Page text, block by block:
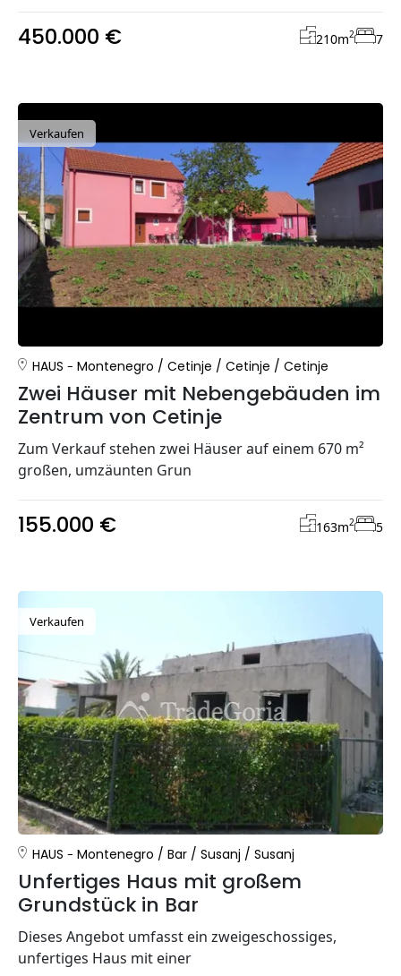
450.000 € 210m2 7
Verkaufen
HAUS Montenegro / Cetinje / Cetinje / Cetinje
Zwei Häuser mit Nebengebäuden im
Zentrum von Cetinje
Zum Verkauf stehen zwei Häuser auf einem 670 m²
großen, umzäunten Grun
155.000 € 163m2 5
Verkaufen
HAUS Montenegro / Bar / Susanj / Susanj
Unfertiges Haus mit großem
Grundstück in Bar
Dieses Angebot umfasst ein zweigeschossiges,
unfertiges Haus mit einer